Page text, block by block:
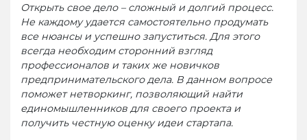
Открыть свое дело – сложный и долгий процесс.
Не каждому удается самостоятельно продумать
все нюансы и успешно запуститься. Для этого
всегда необходим сторонний взгляд
профессионалов и таких же новичков
предпринимательского дела. В данном вопросе
поможет нетворкинг, позволяющий найти
единомышленников для своего проекта и
получить честную оценку идеи стартапа.